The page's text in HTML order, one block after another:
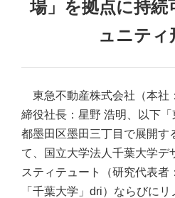
場」を拠点に持続
ュニティ
東急不動産株式会社（本社
締役社長：星野 浩明、以下
都墨田区墨田三丁目で展開す
て、国立大学法人千葉大学デ
スティテュート（研究代表者
「千葉大学」dri）ならびにリ